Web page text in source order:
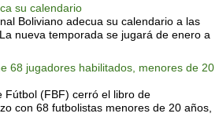
su calendario
Boliviano adecua su calendario a las
nueva temporada se jugará de enero a
68 jugadores habilitados, menores de 20
Fútbol (FBF) cerró el libro de
con 68 futbolistas menores de 20 años,